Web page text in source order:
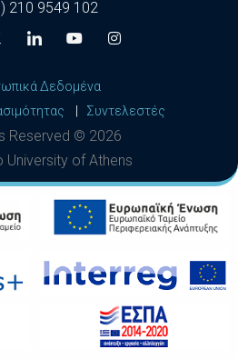
210 9549 102
Δεδομένα
Συντελεστές
Reserved © 2026
University of Athens